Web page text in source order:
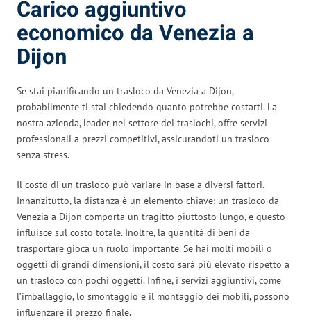
Carico aggiuntivo
economico da Venezia a
Dijon
Se stai pianificando un trasloco da Venezia a Dijon,
probabilmente ti stai chiedendo quanto potrebbe costarti. La
nostra azienda, leader nel settore dei traslochi, offre servizi
professionali a prezzi competitivi, assicurandoti un trasloco
senza stress.
Il costo di un trasloco può variare in base a diversi fattori.
Innanzitutto, la distanza è un elemento chiave: un trasloco da
Venezia a Dijon comporta un tragitto piuttosto lungo, e questo
influisce sul costo totale. Inoltre, la quantità di beni da
trasportare gioca un ruolo importante. Se hai molti mobili o
oggetti di grandi dimensioni, il costo sarà più elevato rispetto a
un trasloco con pochi oggetti. Infine, i servizi aggiuntivi, come
l’imballaggio, lo smontaggio e il montaggio dei mobili, possono
influenzare il prezzo finale.